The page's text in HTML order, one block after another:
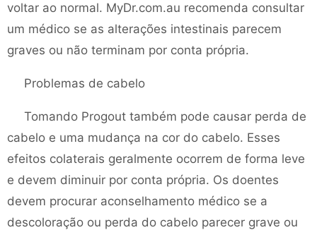
voltar ao normal. MyDr.com.au recomenda consultar
um médico se as alterações intestinais parecem
graves ou não terminam por conta própria.
Problemas de cabelo
Tomando Progout também pode causar perda de
cabelo e uma mudança na cor do cabelo. Esses
efeitos colaterais geralmente ocorrem de forma leve
e devem diminuir por conta própria. Os doentes
devem procurar aconselhamento médico se a
descoloração ou perda do cabelo parecer grave ou